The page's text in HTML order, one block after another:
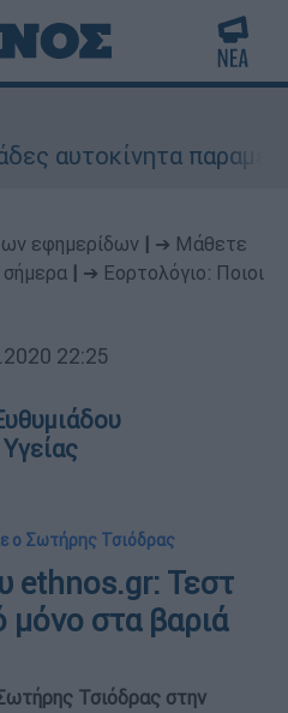
εφημερίδων
➔ Μάθετε
σήμερα
➔ Εορτολόγιο: Ποιοι
22:25
ο Σωτήρης Τσιόδρας
ethnos.gr: Τεστ
μόνο στα βαριά
Τσιόδρας στην